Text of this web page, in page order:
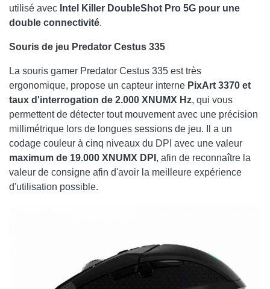
utilisé avec Intel Killer DoubleShot Pro 5G pour une
double connectivité.
Souris de jeu Predator Cestus 335
La souris gamer Predator Cestus 335 est très
ergonomique, propose un capteur interne PixArt 3370 et
taux d'interrogation de 2.000 XNUMX Hz, qui vous
permettent de détecter tout mouvement avec une précision
millimétrique lors de longues sessions de jeu. Il a un
codage couleur à cinq niveaux du DPI avec une valeur
maximum de 19.000 XNUMX DPI , afin de reconnaître la
valeur de consigne afin d'avoir la meilleure expérience
d'utilisation possible.